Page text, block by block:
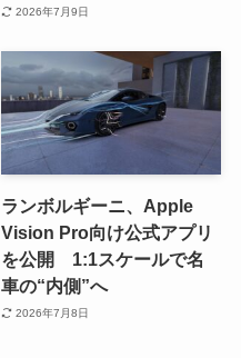
2026年7月9日
ランボルギーニ、Apple
Vision Pro向け公式アプリ
を公開 1:1スケールで名
車の“内側”へ
2026年7月8日